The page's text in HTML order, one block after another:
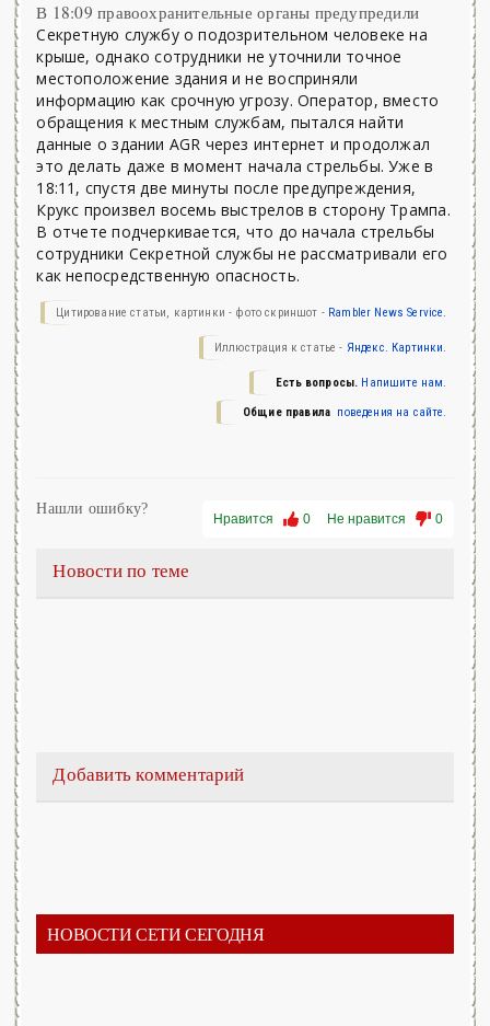
В 18:09 правоохранительные органы предупредили
Секретную службу о подозрительном человеке на
крыше, однако сотрудники не уточнили точное
местоположение здания и не восприняли
информацию как срочную угрозу. Оператор, вместо
обращения к местным службам, пытался найти
данные о здании AGR через интернет и продолжал
это делать даже в момент начала стрельбы. Уже в
18:11, спустя две минуты после предупреждения,
Крукс произвел восемь выстрелов в сторону Трампа.
В отчете подчеркивается, что до начала стрельбы
сотрудники Секретной службы не рассматривали его
как непосредственную опасность.
Цитирование статьи, картинки - фото скриншот - Rambler News Service.
Иллюстрация к статье - Яндекс. Картинки.
Есть вопросы. Напишите нам.
Общие правила поведения на сайте.
Нравится 0 Не нравится 0
Нашли ошибку?
Новости по теме
Добавить комментарий
НОВОСТИ СЕТИ СЕГОДНЯ